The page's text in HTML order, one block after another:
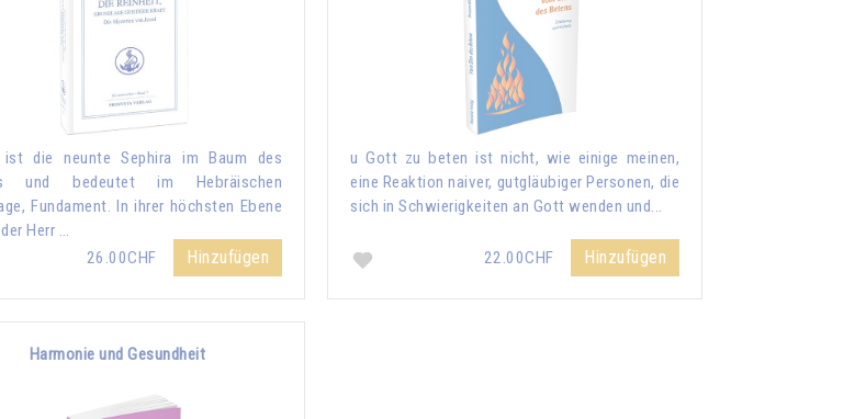
ist die neunte Sephira im Baum des
und bedeutet im Hebräischen
Fundament. In ihrer höchsten Ebene
Herr …
26.00CHF
Hinzufügen
u Gott zu beten ist nicht, wie einige meinen,
eine Reaktion naiver, gutgläubiger Personen, die
sich in Schwierigkeiten an Gott wenden und...
22.00CHF Hinzufügen
Harmonie und Gesundheit